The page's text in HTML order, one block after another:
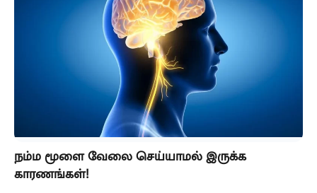
நம்ம மூளை வேலை செய்யாமல் இருக்க
காரணங்கள்!